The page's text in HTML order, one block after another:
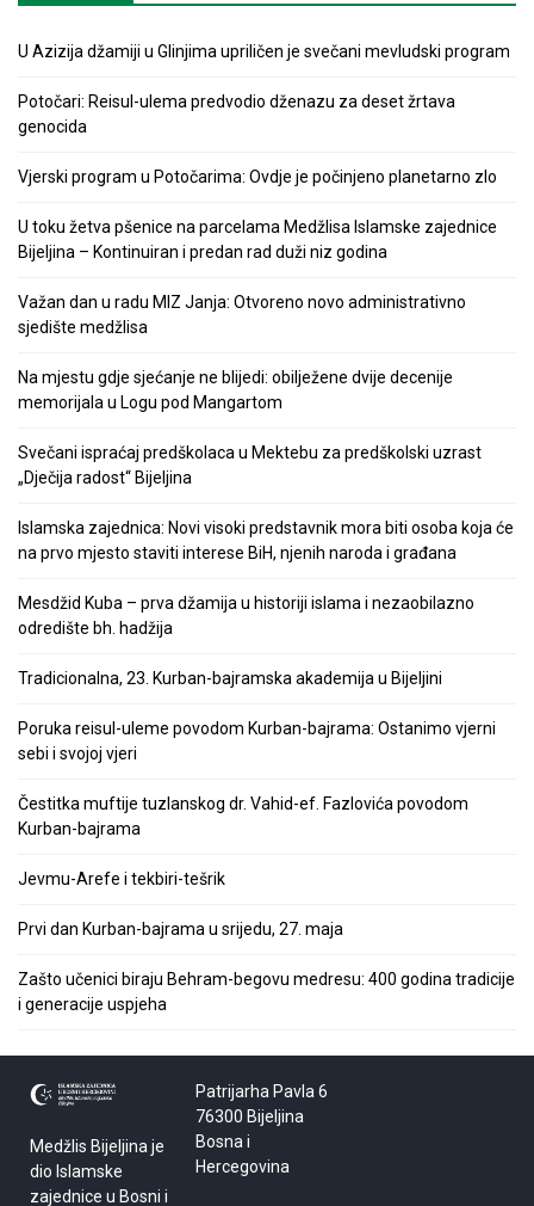
U Azizija džamiji u Glinjima upriličen je svečani mevludski program
Potočari: Reisul-ulema predvodio dženazu za deset žrtava
genocida
Vjerski program u Potočarima: Ovdje je počinjeno planetarno zlo
U toku žetva pšenice na parcelama Medžlisa Islamske zajednice
Bijeljina – Kontinuiran i predan rad duži niz godina
Važan dan u radu MIZ Janja: Otvoreno novo administrativno
sjedište medžlisa
Na mjestu gdje sjećanje ne blijedi: obilježene dvije decenije
memorijala u Logu pod Mangartom
Svečani ispraćaj predškolaca u Mektebu za predškolski uzrast
„Dječija radost“ Bijeljina
Islamska zajednica: Novi visoki predstavnik mora biti osoba koja će
na prvo mjesto staviti interese BiH, njenih naroda i građana
Mesdžid Kuba – prva džamija u historiji islama i nezaobilazno
odredište bh. hadžija
Tradicionalna, 23. Kurban-bajramska akademija u Bijeljini
Poruka reisul-uleme povodom Kurban-bajrama: Ostanimo vjerni
sebi i svojoj vjeri
Čestitka muftije tuzlanskog dr. Vahid-ef. Fazlovića povodom
Kurban-bajrama
Jevmu-Arefe i tekbiri-tešrik
Prvi dan Kurban-bajrama u srijedu, 27. maja
Zašto učenici biraju Behram-begovu medresu: 400 godina tradicije
i generacije uspjeha
Medžlis Bijeljina je
dio Islamske
zajednice u Bosni i
Patrijarha Pavla 6
76300 Bijeljina
Bosna i
Hercegovina